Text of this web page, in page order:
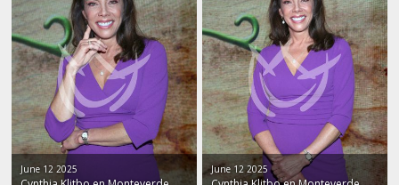
June 12 2025 June 12 2025